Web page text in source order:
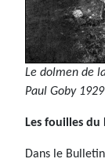
Le dolmen de
Paul Goby 1929
Les fouilles
Dans le